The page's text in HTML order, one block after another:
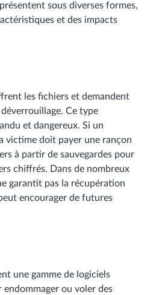
sous diverses formes,
et des impacts
les fichiers et demandent
Ce type
et dangereux. Si un
victime doit payer une rançon
à partir de sauvegardes pour
chiffrés. Dans de nombreux
garantit pas la récupération
encourager de futures
une gamme de logiciels
endommager ou voler des